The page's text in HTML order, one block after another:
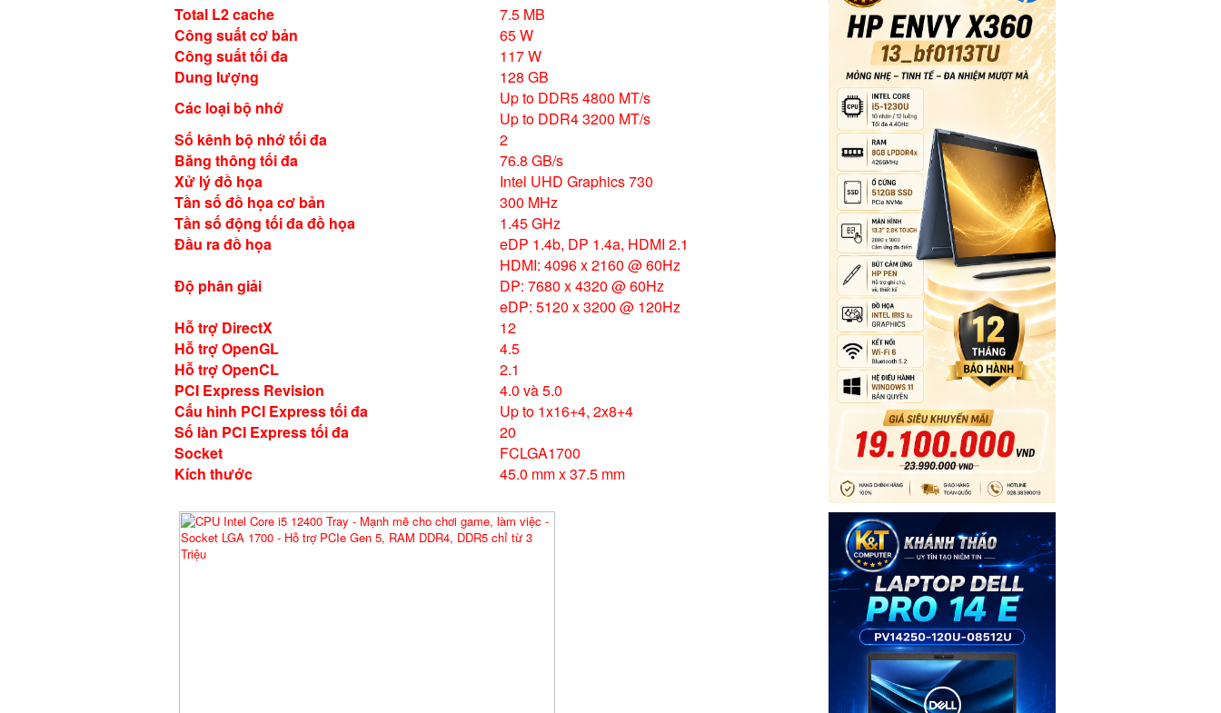
Total L2 cache
7.5 MB
Công suất cơ bản
65 W
Công suất tối đa
117 W
Dung lượng
128 GB
Các loại bộ nhớ
Up to DDR5 4800 MT/s
Up to DDR4 3200 MT/s
Số kênh bộ nhớ tối đa
2
Băng thông tối đa
76.8 GB/s
Xử lý đồ họa
Intel UHD Graphics 730
Tần số đồ họa cơ bản
300 MHz
Tần số động tối đa đồ họa
1.45 GHz
Đầu ra đồ họa
eDP 1.4b, DP 1.4a, HDMI 2.1
Độ phân giải
HDMI: 4096 x 2160 @ 60Hz
DP: 7680 x 4320 @ 60Hz
eDP: 5120 x 3200 @ 120Hz
Hỗ trợ DirectX
12
Hỗ trợ OpenGL
4.5
Hỗ trợ OpenCL
2.1
PCI Express Revision
4.0 và 5.0
Cấu hình PCI Express tối đa
Up to 1x16+4, 2x8+4
Số làn PCI Express tối đa
20
Socket
FCLGA1700
Kích thước
45.0 mm x 37.5 mm